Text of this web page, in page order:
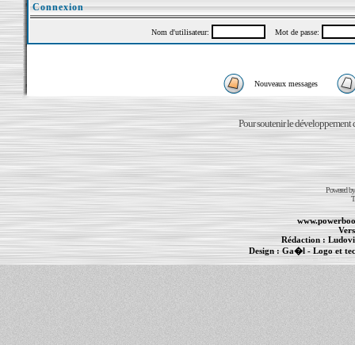
Connexion
Nom d'utilisateur: Mot de passe:
Nouveaux messages
Pour soutenir le développement
Powered
Rédaction :
Design : Ga�l- Logo et